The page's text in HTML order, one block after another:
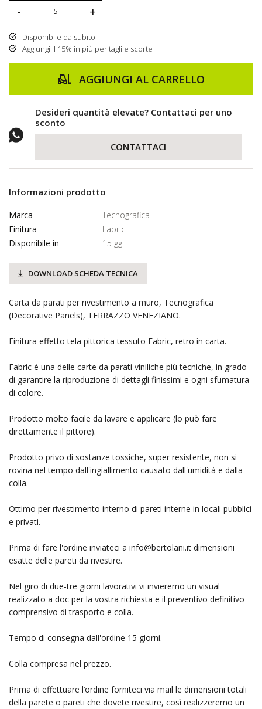
- +
Disponibile da subito
Aggiungi il 15% in più per tagli e scorte
AGGIUNGI AL CARRELLO
Desideri quantità elevate? Contattaci per uno
sconto
CONTATTACI
Informazioni prodotto
Marca
Tecnografica
Finitura
Fabric
Disponibile in
15 gg
DOWNLOAD SCHEDA TECNICA
Carta da parati per rivestimento a muro, Tecnografica
(Decorative Panels), TERRAZZO VENEZIANO.
Finitura effetto tela pittorica tessuto Fabric, retro in carta.
Fabric è una delle carte da parati viniliche più tecniche, in grado
di garantire la riproduzione di dettagli finissimi e ogni sfumatura
di colore.
Prodotto molto facile da lavare e applicare (lo può fare
direttamente il pittore).
Prodotto privo di sostanze tossiche, super resistente, non si
rovina nel tempo dall'ingiallimento causato dall'umidità e dalla
colla.
Ottimo per rivestimento interno di pareti interne in locali pubblici
e privati.
Prima di fare l'ordine inviateci a info@bertolani.it dimensioni
esatte delle pareti da rivestire.
Nel giro di due-tre giorni lavorativi vi invieremo un visual
realizzato a doc per la vostra richiesta e il preventivo definitivo
comprensivo di trasporto e colla.
Tempo di consegna dall'ordine 15 giorni.
Colla compresa nel prezzo.
Prima di effettuare l’ordine forniteci via mail le dimensioni totali
della parete o pareti che dovete rivestire, così realizzeremo un